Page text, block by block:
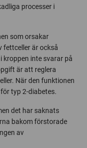
processer i
som orsakar
fettceller är också
kroppen inte svarar på
är att reglera
När den funktionen
typ 2-diabetes.
det har saknats
bakom förstorade
av